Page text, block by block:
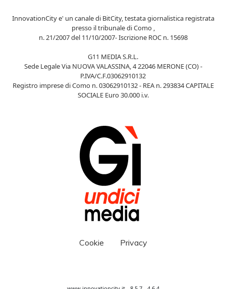
InnovationCity e' un canale di BitCity, testata giornalistica registrata
presso il tribunale di Como ,
n. 21/2007 del 11/10/2007- Iscrizione ROC n. 15698
G11 MEDIA S.R.L.
Sede Legale Via NUOVA VALASSINA, 4 22046 MERONE (CO) -
P.IVA/C.F.03062910132
Registro imprese di Como n. 03062910132 - REA n. 293834 CAPITALE
SOCIALE Euro 30.000 i.v.
Cookie Privacy